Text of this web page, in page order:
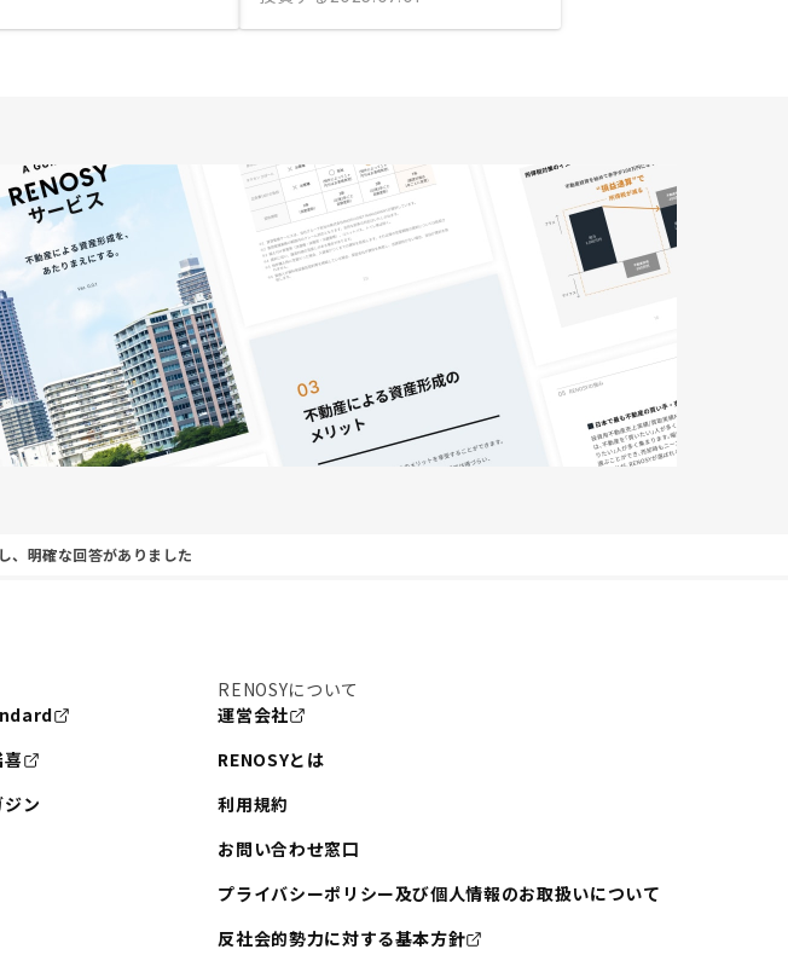
、明確な回答がありました
ジン
RENOSYについて
運営会社
RENOSYとは
利用規約
お問い合わせ窓口
プライバシーポリシー及び個人情報のお取扱いについて
反社会的勢力に対する基本方針